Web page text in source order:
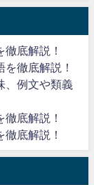
徹底解説！
を徹底解説！
、例文や類義
徹底解説！
徹底解説！